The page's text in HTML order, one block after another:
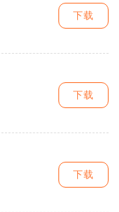
下载
下载
下载